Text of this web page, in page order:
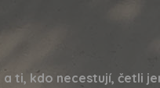
a ti, kdo necestují, četli